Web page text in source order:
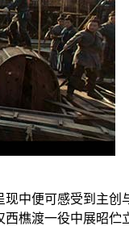
中便可感受到主
樵渡一役中展昭